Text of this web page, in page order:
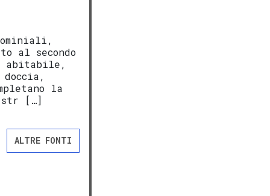
al secondo
abitabile,
doccia,
la
str […]
ALTRE FONTI